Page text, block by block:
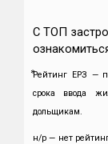
С ТОП
⃰Рейтинг ЕРЗ —
срока ввода
дольщикам.
н/р — нет